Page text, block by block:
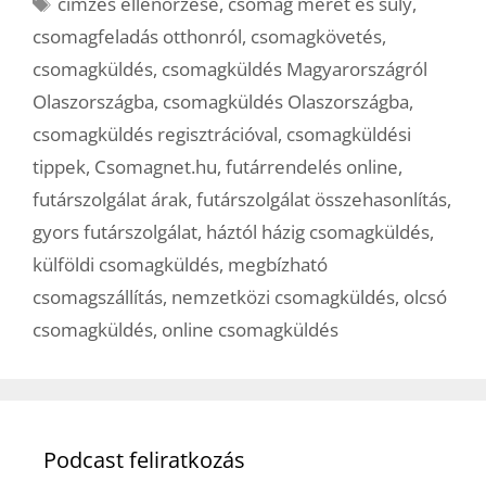
csomagfeladás otthonról, csomagkövetés,
csomagküldés, csomagküldés Magyarországról
Olaszországba, csomagküldés Olaszországba,
csomagküldés regisztrációval, csomagküldési
tippek, Csomagnet.hu, futárrendelés online,
futárszolgálat árak, futárszolgálat összehasonlítás,
gyors futárszolgálat, háztól házig csomagküldés,
külföldi csomagküldés, megbízható
csomagszállítás, nemzetközi csomagküldés, olcsó
csomagküldés, online csomagküldés
Podcast feliratkozás